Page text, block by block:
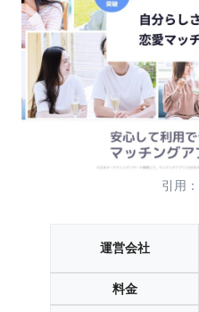
引用：
運営会社
料金